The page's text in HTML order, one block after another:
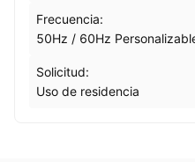
Frecuencia:
50Hz / 60Hz
Solicitud:
Uso de residencia